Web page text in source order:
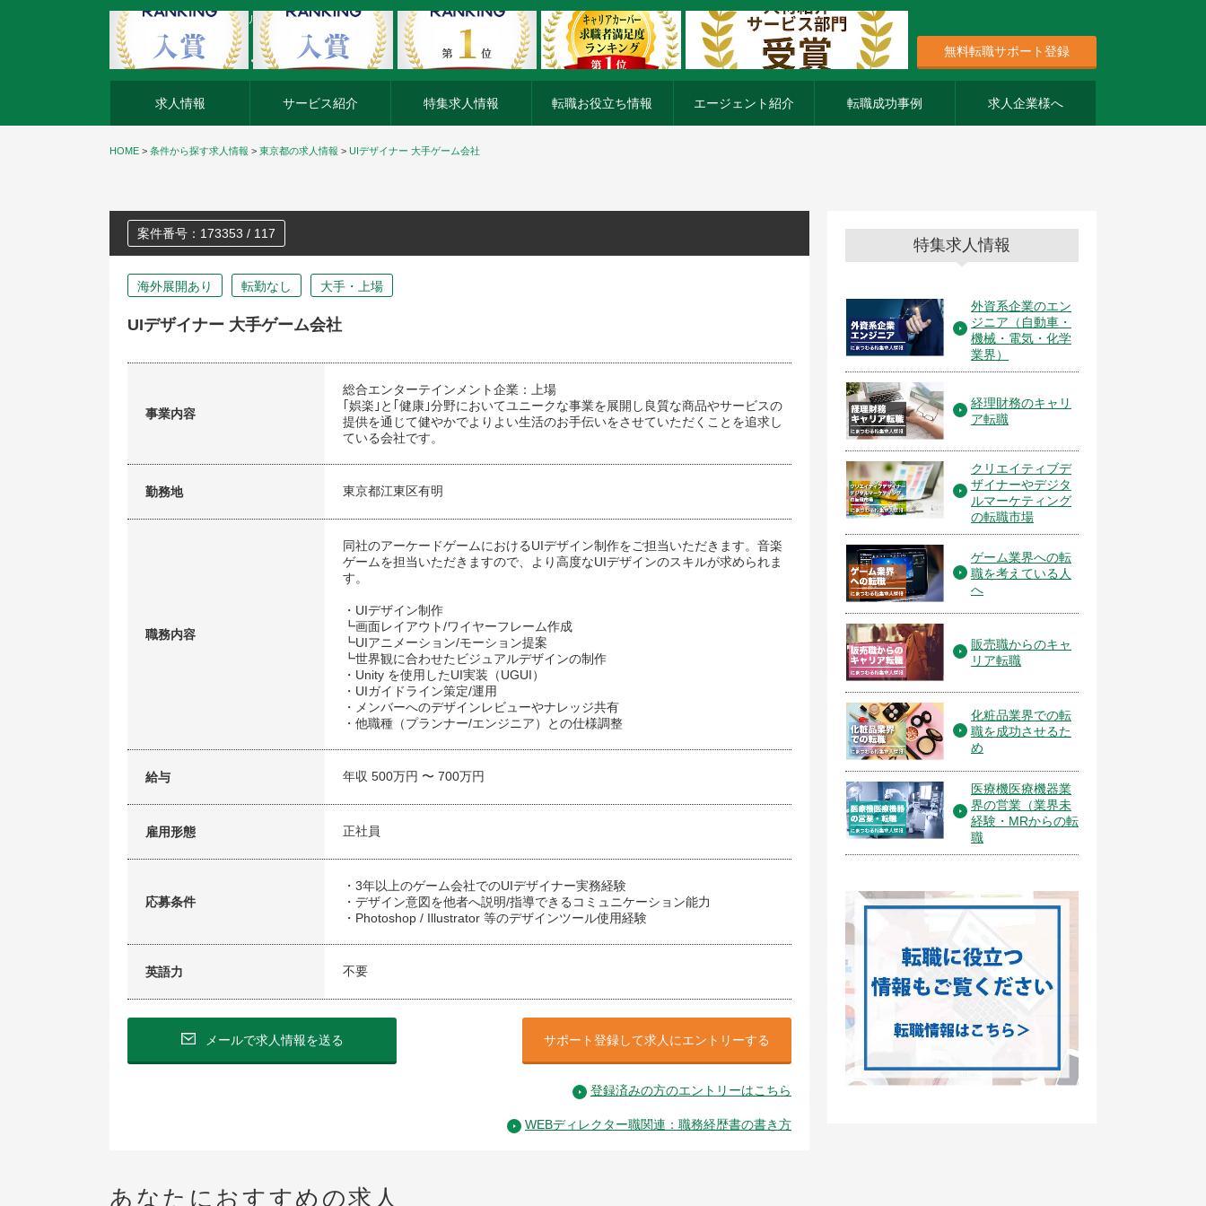
外資系企業の転職・キャリア転職ならアージスジャパン
無料転職サポート登録
求人情報 サービス紹介 特集求人情報 転職お役立ち情報 エージェント紹介 転職成功事例 求人企業様へ
HOME > 条件から探す求人情報 > 東京都の求人情報 > UIデザイナー 大手ゲーム会社
案件番号：173353 / 117
海外展開あり 転勤なし 大手・上場
UIデザイナー 大手ゲーム会社
事業内容
総合エンターテインメント企業：上場
｢娯楽｣と｢健康｣分野においてユニークな事業を展開し良質な商品やサービスの
提供を通じて健やかでよりよい生活のお手伝いをさせていただくことを追求し
ている会社です。
勤務地 東京都江東区有明
職務内容
同社のアーケードゲームにおけるUIデザイン制作をご担当いただきます。音楽
ゲームを担当いただきますので、より高度なUIデザインのスキルが求められま
す。
・UIデザイン制作
┗画面レイアウト/ワイヤーフレーム作成
┗UIアニメーション/モーション提案
┗世界観に合わせたビジュアルデザインの制作
・Unity を使用したUI実装（UGUI）
・UIガイドライン策定/運用
・メンバーへのデザインレビューやナレッジ共有
・他職種（プランナー/エンジニア）との仕様調整
給与 年収 500万円 〜 700万円
雇用形態 正社員
応募条件
・3年以上のゲーム会社でのUIデザイナー実務経験
・デザイン意図を他者へ説明/指導できるコミュニケーション能力
・Photoshop / Illustrator 等のデザインツール使用経験
英語力 不要
メールで求人情報を送る サポート登録して求人にエントリーする
登録済みの方のエントリーはこちら
WEBディレクター職関連：職務経歴書の書き方
あなたにおすすめの求人
特集求人情報
外資系企業のエン
ジニア（自動車・
機械・電気・化学
業界）
経理財務のキャリ
ア転職
クリエイティブデ
ザイナーやデジタ
ルマーケティング
の転職市場
ゲーム業界への転
職を考えている人
へ
販売職からのキャ
リア転職
化粧品業界での転
職を成功させるた
め
医療機医療機器業
界の営業（業界未
経験・MRからの転
職